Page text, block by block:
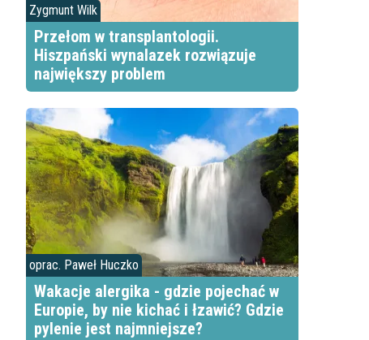
Zygmunt Wilk
Przełom w transplantologii.
Hiszpański wynalazek rozwiązuje
największy problem
oprac. Paweł Huczko
Wakacje alergika - gdzie pojechać w
Europie, by nie kichać i łzawić? Gdzie
pylenie jest najmniejsze?